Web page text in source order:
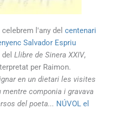
l'any del centenari
Salvador Espriu
Llibre de Sinera XXIV,
per Raimon.
en un dietari les visites
mentre componia i gravava
del poeta... NÚVOL el